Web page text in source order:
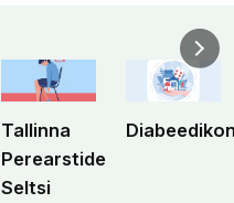
Tallinna
Perearstide
Seltsi